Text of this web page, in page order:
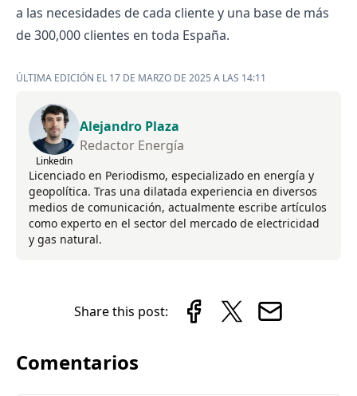
a las necesidades de cada cliente y una base de más
de 300,000 clientes en toda España.
ÚLTIMA EDICIÓN EL 17 DE MARZO DE 2025 A LAS 14:11
Linkedin
Alejandro Plaza
Redactor Energía
Licenciado en Periodismo, especializado en energía y
geopolítica. Tras una dilatada experiencia en diversos
medios de comunicación, actualmente escribe artículos
como experto en el sector del mercado de electricidad
y gas natural.
Share this post:
Comentarios